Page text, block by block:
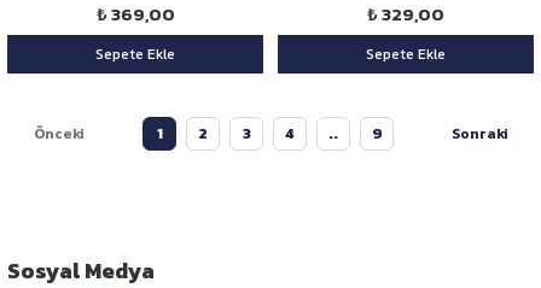
₺ 369,00
Sepete Ekle
₺ 329,00
Sepete Ekle
1 2 3 4 .. 9
Sosyal Medya